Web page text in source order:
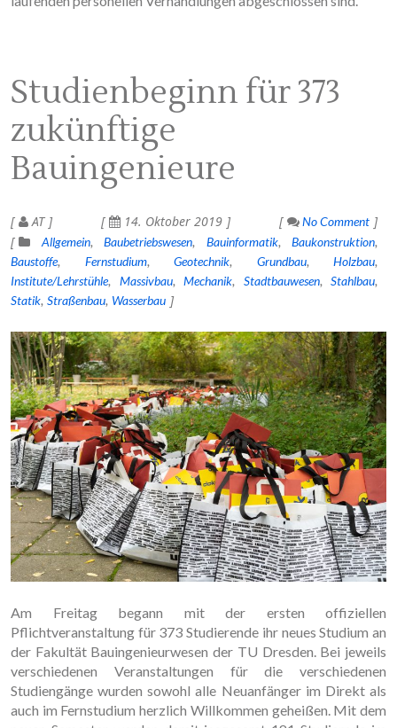
Studienbeginn für 373
zukünftige
Bauingenieure
AT 14. Oktober 2019
No Comment
Allgemein
Baubetriebswesen Bauinformatik
Baukonstruktion
Baustoffe
Fernstudium Geotechnik Grundbau
Holzbau
Institute/Lehrstühle
Massivbau Mechanik Stadtbauwesen
Stahlbau
Statik Straßenbau Wasserbau
Am Freitag begann mit der ersten offiziellen
Pflichtveranstaltung für 373 Studierende ihr neues Studium an
der Fakultät Bauingenieurwesen der TU Dresden. Bei jeweils
verschiedenen Veranstaltungen für die verschiedenen
Studiengänge wurden sowohl alle Neuanfänger im Direkt als
auch im Fernstudium herzlich Willkommen geheißen. Mit dem